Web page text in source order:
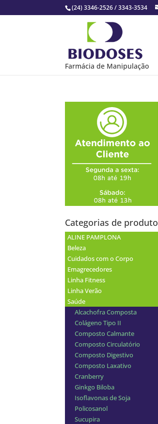
(24) 3346-2526 / 3343-3534
Farmácia de Manipulação
Categorias de produto
ALINE PAMPLONA
Beleza
Cuidados com o Corpo
Emagrecedores
Linha Fitness
Linha Verão
Saúde
Alcachofra Composta
Colágeno Tipo II
Composto Calmante
Composto Circulatório
Composto Digestivo
Composto Laxativo
Cranberry
Ginkgo Biloba
Isoflavonas de Soja
Policosanol
Sucupira